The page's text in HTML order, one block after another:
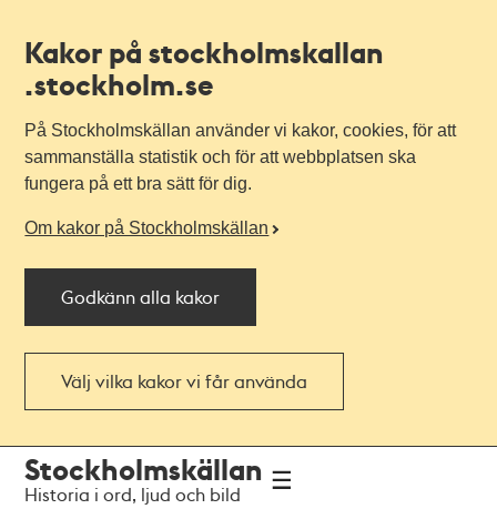
Kakor på stockholmskallan
.stockholm.se
På Stockholmskällan använder vi kakor, cookies, för att
sammanställa statistik och för att webbplatsen ska
fungera på ett bra sätt för dig.
Om kakor på Stockholmskällan
Godkänn alla kakor
Välj vilka kakor vi får använda
navigationen
huvudinnehållet
Stockholmskällan
Historia i ord, ljud och bild